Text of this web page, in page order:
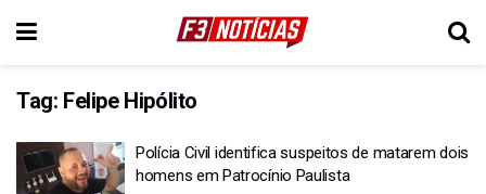
Tag: Felipe Hipólito
Polícia Civil identifica suspeitos de matarem dois
homens em Patrocínio Paulista